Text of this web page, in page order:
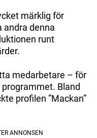
märklig för
andra denna
runt
medarbetare – för
Bland
profilen ”Mackan”